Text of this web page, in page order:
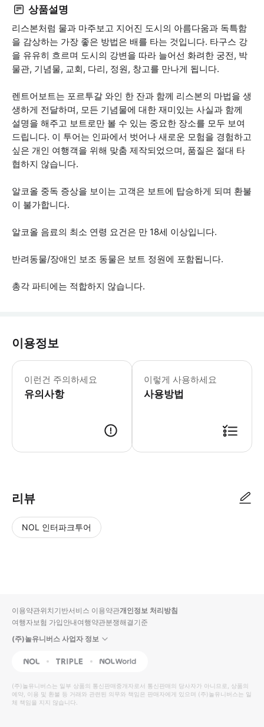
상품설명
리스본처럼 물과 마주보고 지어진 도시의 아름다움과 독특함
을 감상하는 가장 좋은 방법은 배를 타는 것입니다. 타구스 강
을 유유히 흐르며 도시의 강변을 따라 늘어선 화려한 궁전, 박
물관, 기념물, 교회, 다리, 정원, 창고를 만나게 됩니다.
렌트어보트는 포르투갈 와인 한 잔과 함께 리스본의 마법을 생
생하게 전달하며, 모든 기념물에 대한 재미있는 사실과 함께
설명을 해주고 보트로만 볼 수 있는 중요한 장소를 모두 보여
드립니다. 이 투어는 인파에서 벗어나 새로운 모험을 경험하고
싶은 개인 여행객을 위해 맞춤 제작되었으며, 품질은 절대 타
협하지 않습니다.
알코올 중독 증상을 보이는 고객은 보트에 탑승하게 되며 환불
이 불가합니다.
알코올 음료의 최소 연령 요건은 만 18세 이상입니다.
반려동물/장애인 보조 동물은 보트 정원에 포함됩니다.
총각 파티에는 적합하지 않습니다.
이용정보
이런건 주의하세요
유의사항
* 소요시간 : 120분 (옵션에 따라 소요
이렇게 사용하세요
사용방법
리뷰
NOL 인터파크투어
입니
다.
높
은
순
동
영
상
순
상
이용약관위치기반서비스 이용약관개인정보 처리방침
여행자보험 가입안내여행약관분쟁해결기준
(주)놀유니버스 사업자 정보
NOL Triple Interpark Global
(주)놀유니버스는 일부 상품의 통신판매중개자로서 통신판매의 당사자가 아니므로, 상품의
예약, 이용 및 환불 등 거래와 관련된 의무와 책임은 판매자에게 있으며 (주)놀유니버스는 일
체 책임을 지지 않습니다.